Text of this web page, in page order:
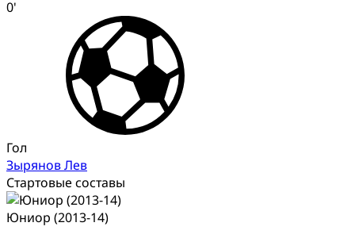
0'
Гол
Зырянов Лев
Стартовые составы
Юниор (2013-14)